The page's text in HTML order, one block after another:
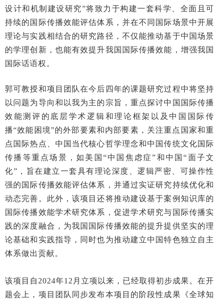
设计和机制建设研究”将致力于构建一套科学、全面且可
持续的国际传播效能评估体系，并在不同国际场景中开展
理论与实践相结合的研究路径，不仅能推动基于中国场景
的学理创新，也能有效提升我国国际传播效能，增强我国
国际话语权。
郭可教授和项目团队在今后四年的课题研究过程中将坚持
以问题为导向和以我为主的宗旨，重点探讨中国国际传播
效能测评的底层学术逻辑和理论框架以及中国国际传
播“效能困境”的外部要素和内部要素，关注重点国家和重
点国际热点、中国当代核心哲学理念和中国传统文化国际
传播等重点场景，如美国“中国焦虑症”和中国“面子文
化”，旨在建立一套具有理论深度、逻辑严密、可操作性
强的国际传播效能评估体系，并通过实证研究持续优化和
动态完善。此外，该项目还将推动建设基于案例知识库的
国际传播效能学术研究体系，促进学术研究与国际传播实
践的深度融合，为我国国际传播效能的提升提供坚实的理
论基础和实践指导，同时也为推动建立中国特色独立自主
体系做出贡献。
该项目自 2024年12月立项以来，已经取得初步成果。在开
题会上，项目团队同步发布本项目的阶段性成果《全球知